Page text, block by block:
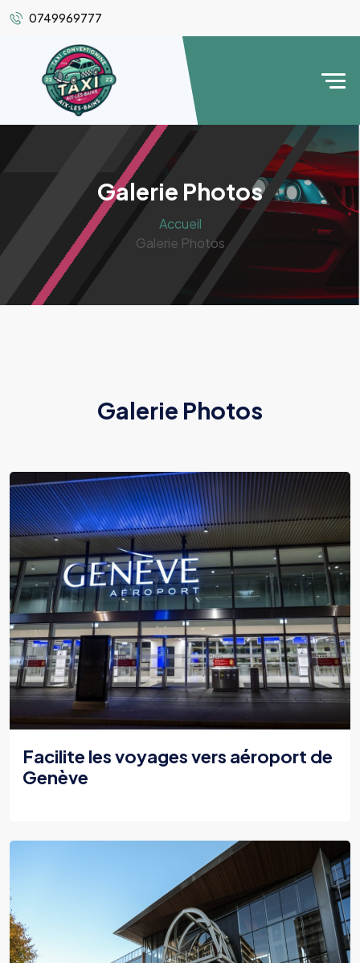
0749969777
Galerie Photos
Accueil
Galerie Photos
Galerie Photos
Facilite les voyages vers aéroport de
Genève